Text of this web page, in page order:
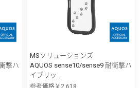
撃ハ
MSソリューションズ
AQUOS sense10/sense9 耐衝撃ハ
イブリッ...
参考価格￥2,618